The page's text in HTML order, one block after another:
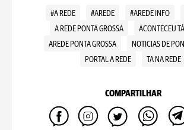
#A REDE #AREDE #AREDE INFO
A REDE PONTA GROSSA
ACONTECEU
AREDE PONTA GROSSA
NOTICIAS DE
PORTAL A REDE
TA NA REDE
COMPARTILHAR